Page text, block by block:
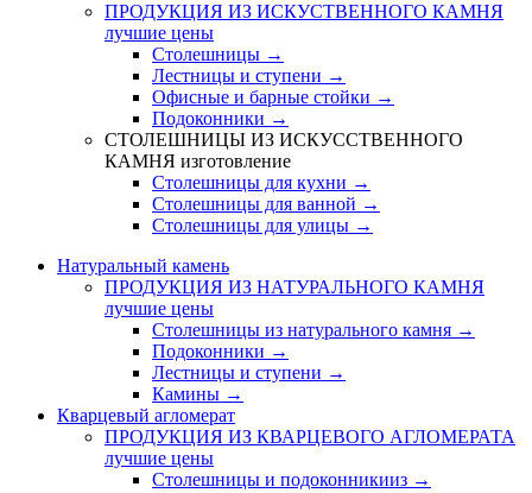
ПРОДУКЦИЯ ИЗ ИСКУСТВЕННОГО КАМНЯ
лучшие цены
Столешницы →
Лестницы и ступени →
Офисные и барные стойки →
Подоконники →
СТОЛЕШНИЦЫ ИЗ ИСКУССТВЕННОГО
КАМНЯ изготовление
Столешницы для кухни →
Столешницы для ванной →
Столешницы для улицы →
Натуральный камень
ПРОДУКЦИЯ ИЗ НАТУРАЛЬНОГО КАМНЯ
лучшие цены
Столешницы из натурального камня →
Подоконники →
Лестницы и ступени →
Камины →
Кварцевый агломерат
ПРОДУКЦИЯ ИЗ КВАРЦЕВОГО АГЛОМЕРАТА
лучшие цены
Столешницы и подоконникииз →